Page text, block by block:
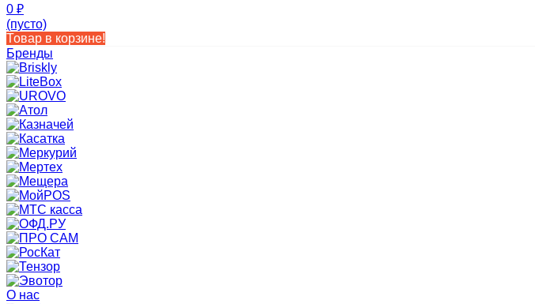
0 ₽
(пусто)
Товар в корзине!
Бренды
О нас